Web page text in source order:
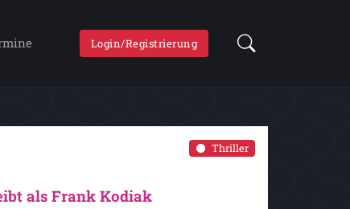
Login/Registrierung
Thriller
als Frank Kodiak